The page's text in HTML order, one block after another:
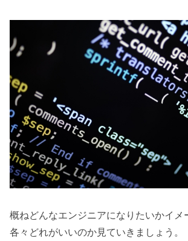
概ねどんなエンジニアになりたいかイメ
各々どれがいいのか見ていきましょう。